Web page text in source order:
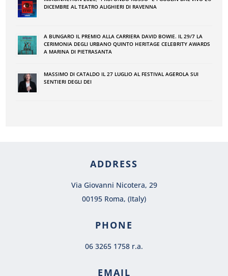
DICEMBRE AL TEATRO ALIGHIERI DI RAVENNA
A BUNGARO IL PREMIO ALLA CARRIERA DAVID BOWIE. IL 29/7 LA
CERIMONIA DEGLI URBANO QUINTO HERITAGE CELEBRITY AWARDS
A MARINA DI PIETRASANTA
MASSIMO DI CATALDO IL 27 LUGLIO AL FESTIVAL AGEROLA SUI
SENTIERI DEGLI DEI
ADDRESS
Via Giovanni Nicotera, 29
00195 Roma, (Italy)
PHONE
06 3265 1758 r.a.
EMAIL